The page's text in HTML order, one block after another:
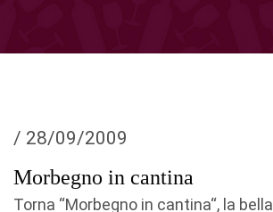
/ 28/09/2009
Morbegno in cantina
Torna “Morbegno in cantina“, la bella